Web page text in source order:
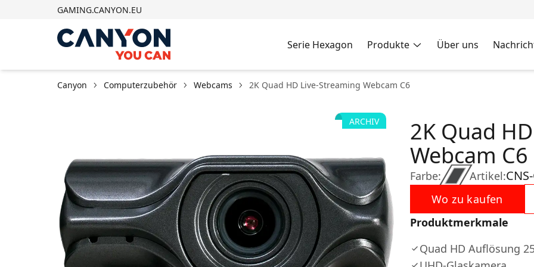
GAMING.CANYON.EU
Serie Hexagon Produkte Über uns
Canyon Computerzubehör Webcams 2K Quad HD Live-Streaming Webcam C6
ARCHIV
Farbe:
2K Quad
Webcam C6
Artikel:
Wo zu kaufen
Produktmerkmale
Quad HD Auflösung